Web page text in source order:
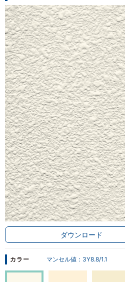
ダウンロード
カラー マンセル値： 3Y8.8/1.1